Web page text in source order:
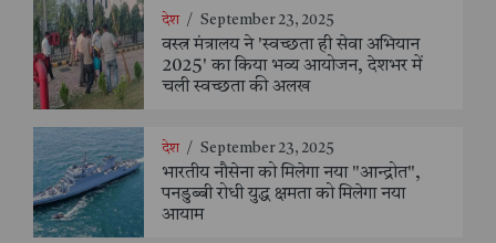
देश / September 23, 2025
वस्त्र मंत्रालय ने 'स्वच्छता ही सेवा अभियान
2025' का किया भव्य आयोजन, देशभर में
चली स्वच्छता की अलख
देश / September 23, 2025
भारतीय नौसेना को मिलेगा नया "आन्द्रोत",
पनडुब्बी रोधी युद्ध क्षमता को मिलेगा नया
आयाम